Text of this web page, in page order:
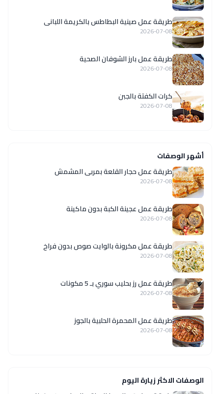
طريقة عمل صينية البطاطس بالكريمة اللبانى
2026-07-08
طريقة عمل بارز الشوفان الصحية
2026-07-08
كرات الكفتة بالجبن
2026-07-08
أشهر الوصفات
طريقة عمل حجار القلعة بمربى المشمش
2026-07-08
طريقة عمل عجينة الكبة بدون ماكينة
2026-07-08
طريقة عمل مكرونة بالوايت صوص بدون فراخ
2026-07-08
طريقة عمل رز بحليب سوري بـ 5 مكونات
2026-07-08
طريقة عمل المحمرة الحلبية بالجوز
2026-07-08
الوصفات الاكثر زيارة اليوم